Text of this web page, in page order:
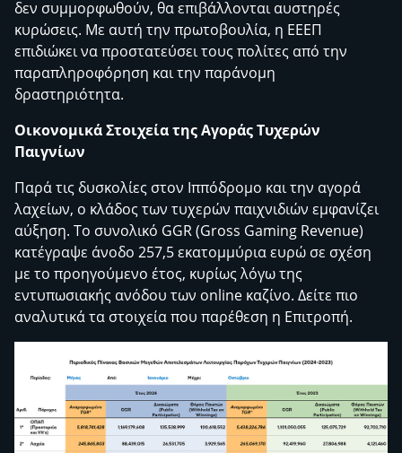
δεν συμμορφωθούν, θα επιβάλλονται αυστηρές
κυρώσεις. Με αυτή την πρωτοβουλία, η ΕΕΕΠ
επιδιώκει να προστατεύσει τους πολίτες από την
παραπληροφόρηση και την παράνομη
δραστηριότητα.
Οικονομικά Στοιχεία της Αγοράς Τυχερών
Παιγνίων
Παρά τις δυσκολίες στον Ιππόδρομο και την αγορά
λαχείων, ο κλάδος των τυχερών παιχνιδιών εμφανίζει
αύξηση. Το συνολικό GGR (Gross Gaming Revenue)
κατέγραψε άνοδο 257,5 εκατομμύρια ευρώ σε σχέση
με το προηγούμενο έτος, κυρίως λόγω της
εντυπωσιακής ανόδου των online καζίνο. Δείτε πιο
αναλυτικά τα στοιχεία που παρέθεση η Επιτροπή.